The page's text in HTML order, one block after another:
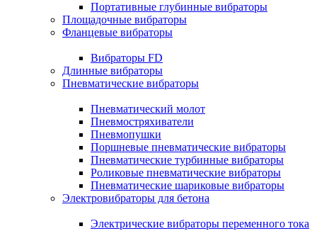
Портативные глубинные вибраторы
Площадочные вибраторы
Фланцевые вибраторы
Вибраторы FD
Длинные вибраторы
Пневматические вибраторы
Пневматический молот
Пневмостряхиватели
Пневмопушки
Поршневые пневматические вибраторы
Пневматические турбинные вибраторы
Роликовые пневматические вибраторы
Пневматические шариковые вибраторы
Электровибраторы для бетона
Электрические вибраторы переменного тока